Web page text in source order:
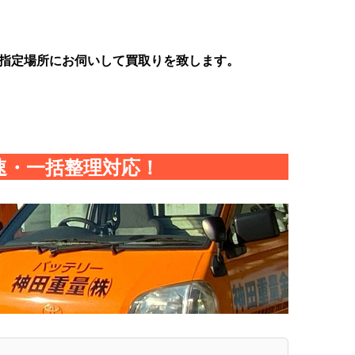
定場所にお伺いして買取りを致します。
一括整理対応！